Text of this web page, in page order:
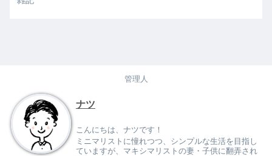
管理人
ナツ
こんにちは、ナツです！
ミニマリストに憧れつつ、シンプルな生活を目指し
ていますが、マキシマリストの妻・子供に翻弄され